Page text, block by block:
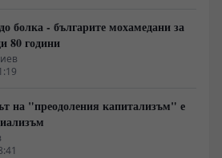
болка - българите мохамедани за
80 години
на "преодоления капитализъм" е